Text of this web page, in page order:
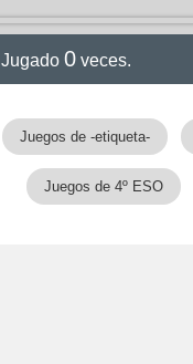
Jugado 0 veces.
Juegos de -etiqueta-
Juegos de 4º ESO